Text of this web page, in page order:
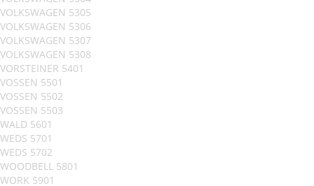
VOLKSWAGEN 5305
VOLKSWAGEN 5306
VOLKSWAGEN 5307
VOLKSWAGEN 5308
VORSTEINER 5401
VOSSEN 5501
VOSSEN 5502
VOSSEN 5503
WALD 5601
WEDS 5701
WEDS 5702
WOODBELL 5801
WORK 5901